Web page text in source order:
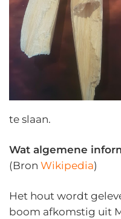
te slaan.
Wat algemene
(Bron Wikipedia)
Het hout wordt
boom afkomstig uit